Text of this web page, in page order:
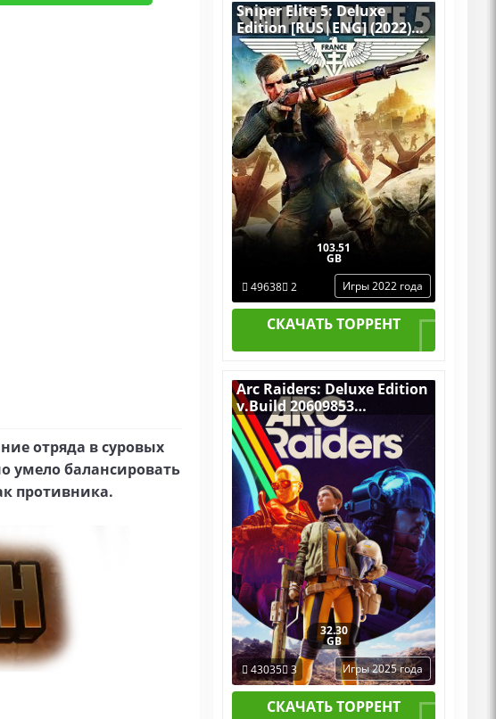
отряда в суровых
умело балансировать
противника.
Sniper Elite 5: Deluxe
Edition [RUS|ENG] (2022)
PC RePack by R.G.
Механики со всеми
Дополнениями
103.51
GB
49638 2 Игры 2022 года
СКАЧАТЬ ТОРРЕНТ
Arc Raiders: Deluxe Edition
v.Build 20609853
[RUS|ENG] (2025) PC
RePack от Механики
32.30
GB
43035 3 Игры 2025 года
СКАЧАТЬ ТОРРЕНТ